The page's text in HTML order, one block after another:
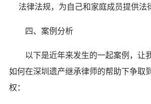
法律法规，为自己和家庭成员提供法
四、案例分析
以下是近年来发生的一起案例，让
如何在深圳遗产继承律师的帮助下争取
权：